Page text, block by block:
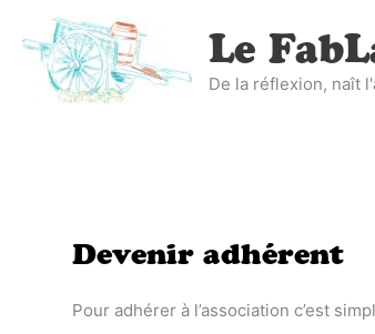
contenu
Le
De la réflexion, naît
Devenir adhérent
Pour adhérer à l’association c’est